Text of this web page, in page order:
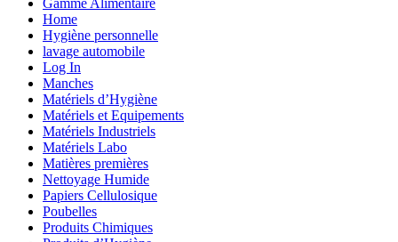
Home
Hygiène personnelle
lavage automobile
Log In
Manches
Matériels d’Hygiène
Matériels et Equipements
Matériels Industriels
Matériels Labo
Matières premières
Nettoyage Humide
Papiers Cellulosique
Poubelles
Produits Chimiques